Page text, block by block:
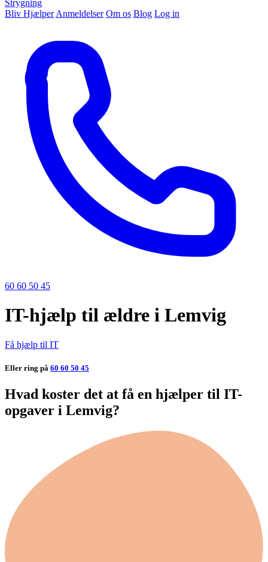
Strygning
Bliv Hjælper Anmeldelser Om os Blog Log in
60 60 50 45
IT-hjælp til ældre i Lemvig
Få hjælp til IT
Eller ring på 60 60 50 45
Hvad koster det at få en hjælper til IT-
opgaver i Lemvig?